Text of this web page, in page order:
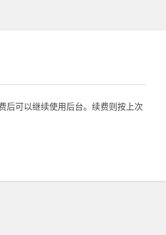
后可以继续使用后台。续费则按上次